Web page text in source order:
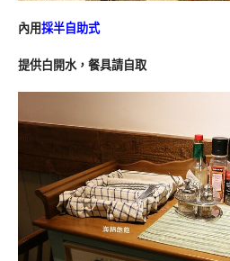
內用採半自助式
提供白開水，餐具請自取